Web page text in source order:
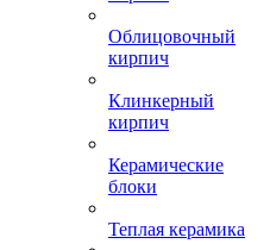
Облицовочный
кирпич
Клинкерный
кирпич
Керамические
блоки
Теплая керамика